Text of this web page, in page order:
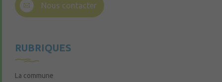
Nous contacter
RUBRIQUES
La commune